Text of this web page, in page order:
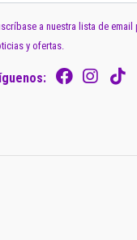
a nuestra lista de
y ofertas.